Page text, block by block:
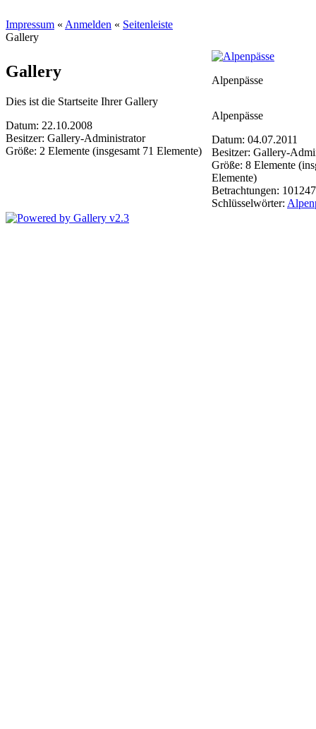
Impressum « Anmelden « Seitenleiste
Gallery
Gallery
Dies ist die Startseite Ihrer Gallery
Datum: 22.10.2008
Besitzer: Gallery-Administrator
Größe: 2 Elemente (insgesamt 71 Elemente)
Alpenpässe
Alpenpässe
Datum: 04.07.2011
Besitzer: Gallery-
Größe: 8 Elemente
Elemente)
Betrachtungen: 101247
Schlüsselwörter: